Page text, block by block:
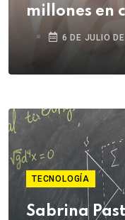
millones en
campaña
6 DE JULIO
TECNOLOGÍA
Sabrina